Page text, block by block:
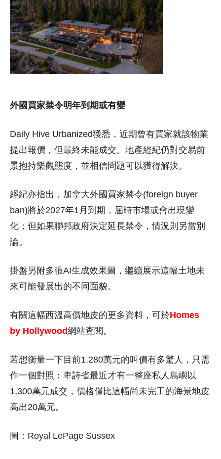
外國買家禁令明年到期或有變
Daily Hive Urbanized獲悉，近期曾有買家就該物業
提出報價，但最終未能成交。地產經紀仍對交易前
景抱持樂觀態度，並相信問題可以獲得解決。
經紀亦指出，加拿大外國買家禁令(foreign buyer
ban)將於2027年1月到期，屆時市場或會出現變
化；但如果聯邦政府決定延長禁令，情況則另當別
論。
掛盤另附多張AI生成效果圖，繼續展示這幅土地未
來可能發展出的不同面貌。
有關這幅西溫高價地皮的更多資料，可於Homes
by Hollywood網站查閱。
若想衡量一下目前1,280萬元的叫價有多驚人，只需
作一個對照：卑詩省最近才有一整座私人島嶼以
1,300萬元成交，價格僅比這幅尚未完工的海景地皮
高出20萬元。
圖：Royal LePage Sussex